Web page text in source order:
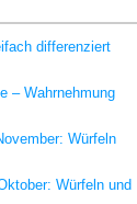
differenziert
– Wahrnehmung
Würfeln
Würfeln und